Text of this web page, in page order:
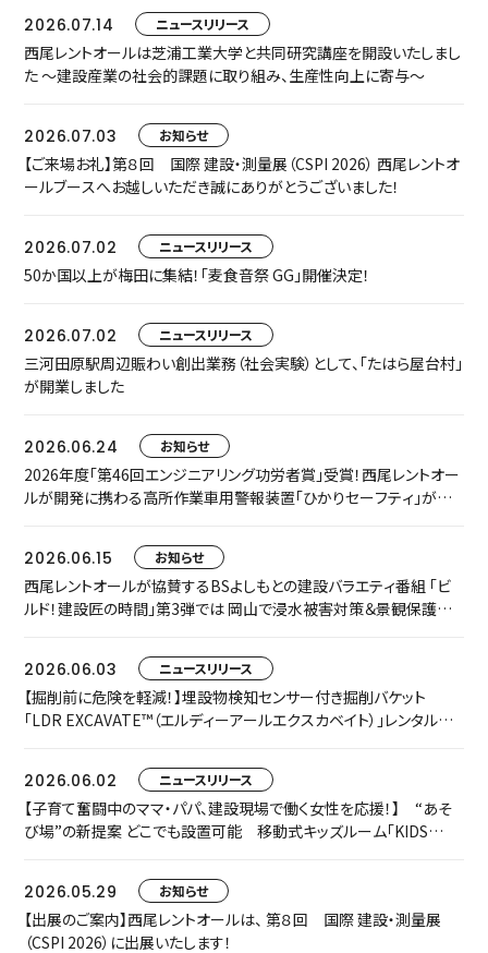
2026.07.14
ニュースリリース
西尾レントオールは芝浦工業大学と共同研究講座を開設いたしまし
た ～建設産業の社会的課題に取り組み、生産性向上に寄与～
2026.07.03 お知らせ
【ご来場お礼】第８回 国際 建設・測量展（CSPI 2026） 西尾レントオ
ールブースへお越しいただき誠にありがとうございました！
2026.07.02 ニュースリリース
50か国以上が梅田に集結！「麦食音祭 GG」開催決定！
2026.07.02 ニュースリリース
三河田原駅周辺賑わい創出業務（社会実験）として、「たはら屋台村」
が開業しました
2026.06.24 お知らせ
2026年度「第46回エンジニアリング功労者賞」受賞！西尾レントオー
ルが開発に携わる高所作業車用警報装置「ひかりセーフティ」が中
2026.06.15
お知らせ
西尾レントオールが協賛するBSよしもとの建設バラエティ番組 「ビ
ルド！建設匠の時間」第3弾では 岡山で浸水被害対策＆景観保護共
2026.06.03
ニュースリリース
【掘削前に危険を軽減！】埋設物検知センサー付き掘削バケット
「LDR EXCAVATE™（エルディーアールエクスカベイト）」レンタルを
2026.06.02
ニュースリリース
【子育て奮闘中のママ・パパ、建設現場で働く女性を応援！】 “あそ
び場”の新提案 どこでも設置可能 移動式キッズルーム「KIDS
2026.05.29
お知らせ
【出展のご案内】西尾レントオールは、 第８回 国際 建設・測量展
（CSPI 2026）に出展いたします！